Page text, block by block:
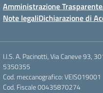
Amministrazione Trasparente
Note legaliDichiarazione di
I.I.S. A. Pacinotti, Via Caneve 93,
5350355
Cod. meccanografico: VEIS019001
Cod. Fiscale 00435870274